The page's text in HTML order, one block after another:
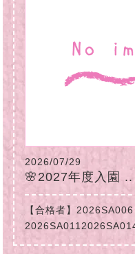
2026/07/29
🌸2027年度入園 ..
【合格者】